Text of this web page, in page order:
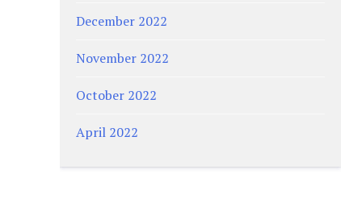
December 2022
November 2022
October 2022
April 2022